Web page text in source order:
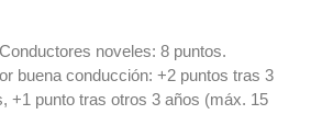
noveles: 8 puntos.
buena conducción: +2 puntos tras 3
+1 punto tras otros 3 años (máx. 15